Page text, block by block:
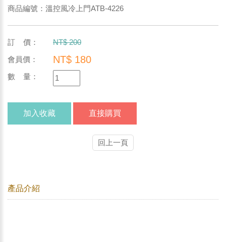
商品編號：溫控風冷上門ATB-4226
訂 價：
NT$ 200
會員價：
NT$ 180
數 量：
加入收藏 直接購買
回上一頁
產品介紹